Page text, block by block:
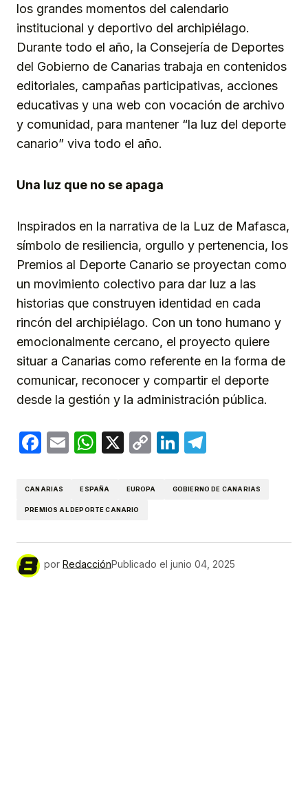
los grandes momentos del calendario
institucional y deportivo del archipiélago.
Durante todo el año, la Consejería de Deportes
del Gobierno de Canarias trabaja en contenidos
editoriales, campañas participativas, acciones
educativas y una web con vocación de archivo
y comunidad, para mantener “la luz del deporte
canario” viva todo el año.
Una luz que no se apaga
Inspirados en la narrativa de la Luz de Mafasca,
símbolo de resiliencia, orgullo y pertenencia, los
Premios al Deporte Canario se proyectan como
un movimiento colectivo para dar luz a las
historias que construyen identidad en cada
rincón del archipiélago. Con un tono humano y
emocionalmente cercano, el proyecto quiere
situar a Canarias como referente en la forma de
comunicar, reconocer y compartir el deporte
desde la gestión y la administración pública.
Facebook
EmailWhatsApp
X
CopyLinkedIn
CANARIAS ESPAÑA EUROPA GOBIERNO DE CANARIAS
PREMIOS AL DEPORTE CANARIO
por RedacciónPublicado el junio 04, 2025